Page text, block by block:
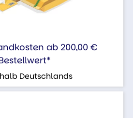
ab 200,00 €
Deutschlands